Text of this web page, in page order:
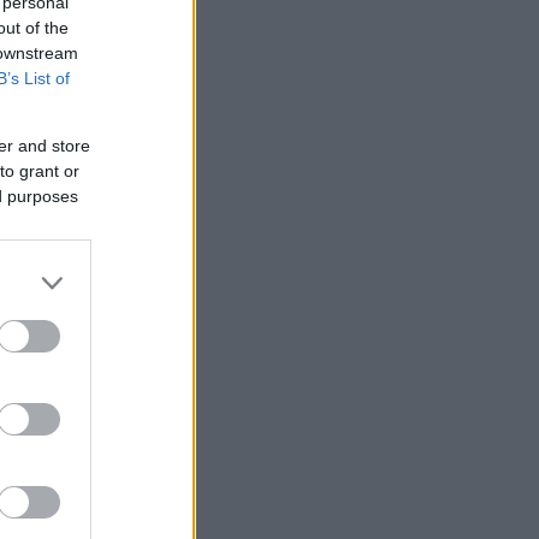
of the
List of
and store
grant or
purposes